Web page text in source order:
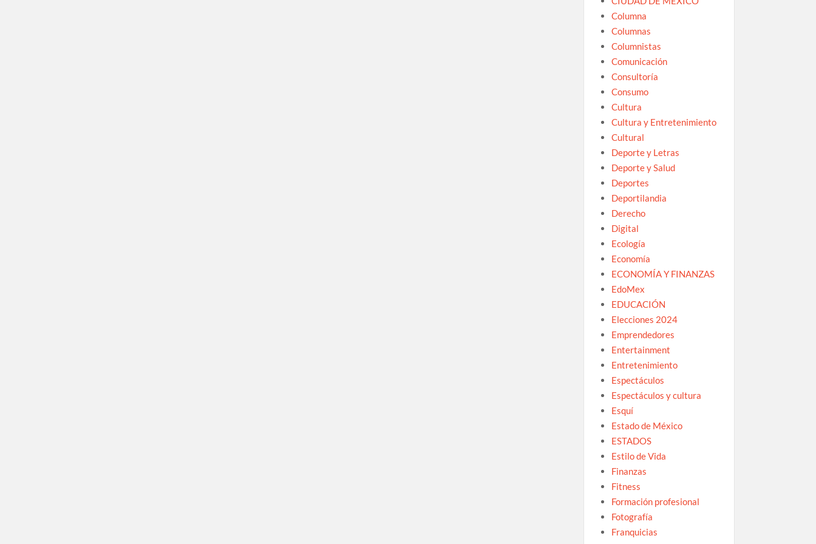
Columna
Columnas
Columnistas
Comunicación
Consultoría
Consumo
Cultura
Cultura y Entretenimiento
Cultural
Deporte y Letras
Deporte y Salud
Deportes
Deportilandia
Derecho
Digital
Ecología
Economía
ECONOMÍA Y FINANZAS
EdoMex
EDUCACIÓN
Elecciones 2024
Emprendedores
Entertainment
Entretenimiento
Espectáculos
Espectáculos y cultura
Esquí
Estado de México
ESTADOS
Estilo de Vida
Finanzas
Fitness
Formación profesional
Fotografía
Franquicias